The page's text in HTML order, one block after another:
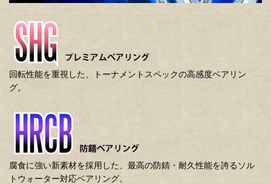
回転性能を重視した、トーナメントスペックの高感度ベアリン
グ。
腐食に強い新素材を採用した、最高の防錆・耐久性能を誇るソル
トウォーター対応ベアリング。